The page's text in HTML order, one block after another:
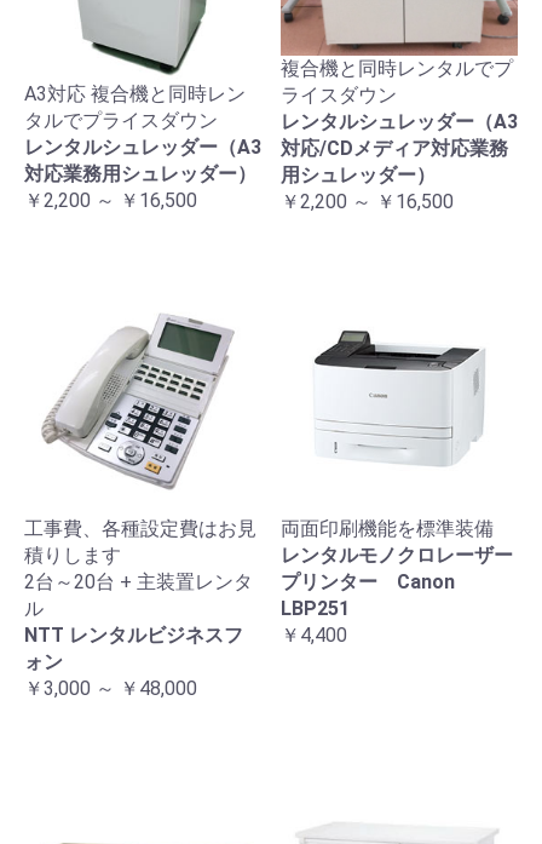
A3対応 複合機と同時レン
タルでプライスダウン
レンタルシュレッダー（A3
対応業務用シュレッダー）
￥2,200 ～ ￥16,500
複合機と同時レンタルでプ
ライスダウン
レンタルシュレッダー（A3
対応/CDメディア対応業務
用シュレッダー）
￥2,200 ～ ￥16,500
工事費、各種設定費はお見
積りします
2台～20台 + 主装置レンタ
ル
NTT レンタルビジネスフ
ォン
￥3,000 ～ ￥48,000
両面印刷機能を標準装備
レンタルモノクロレーザー
プリンター Canon
LBP251
￥4,400